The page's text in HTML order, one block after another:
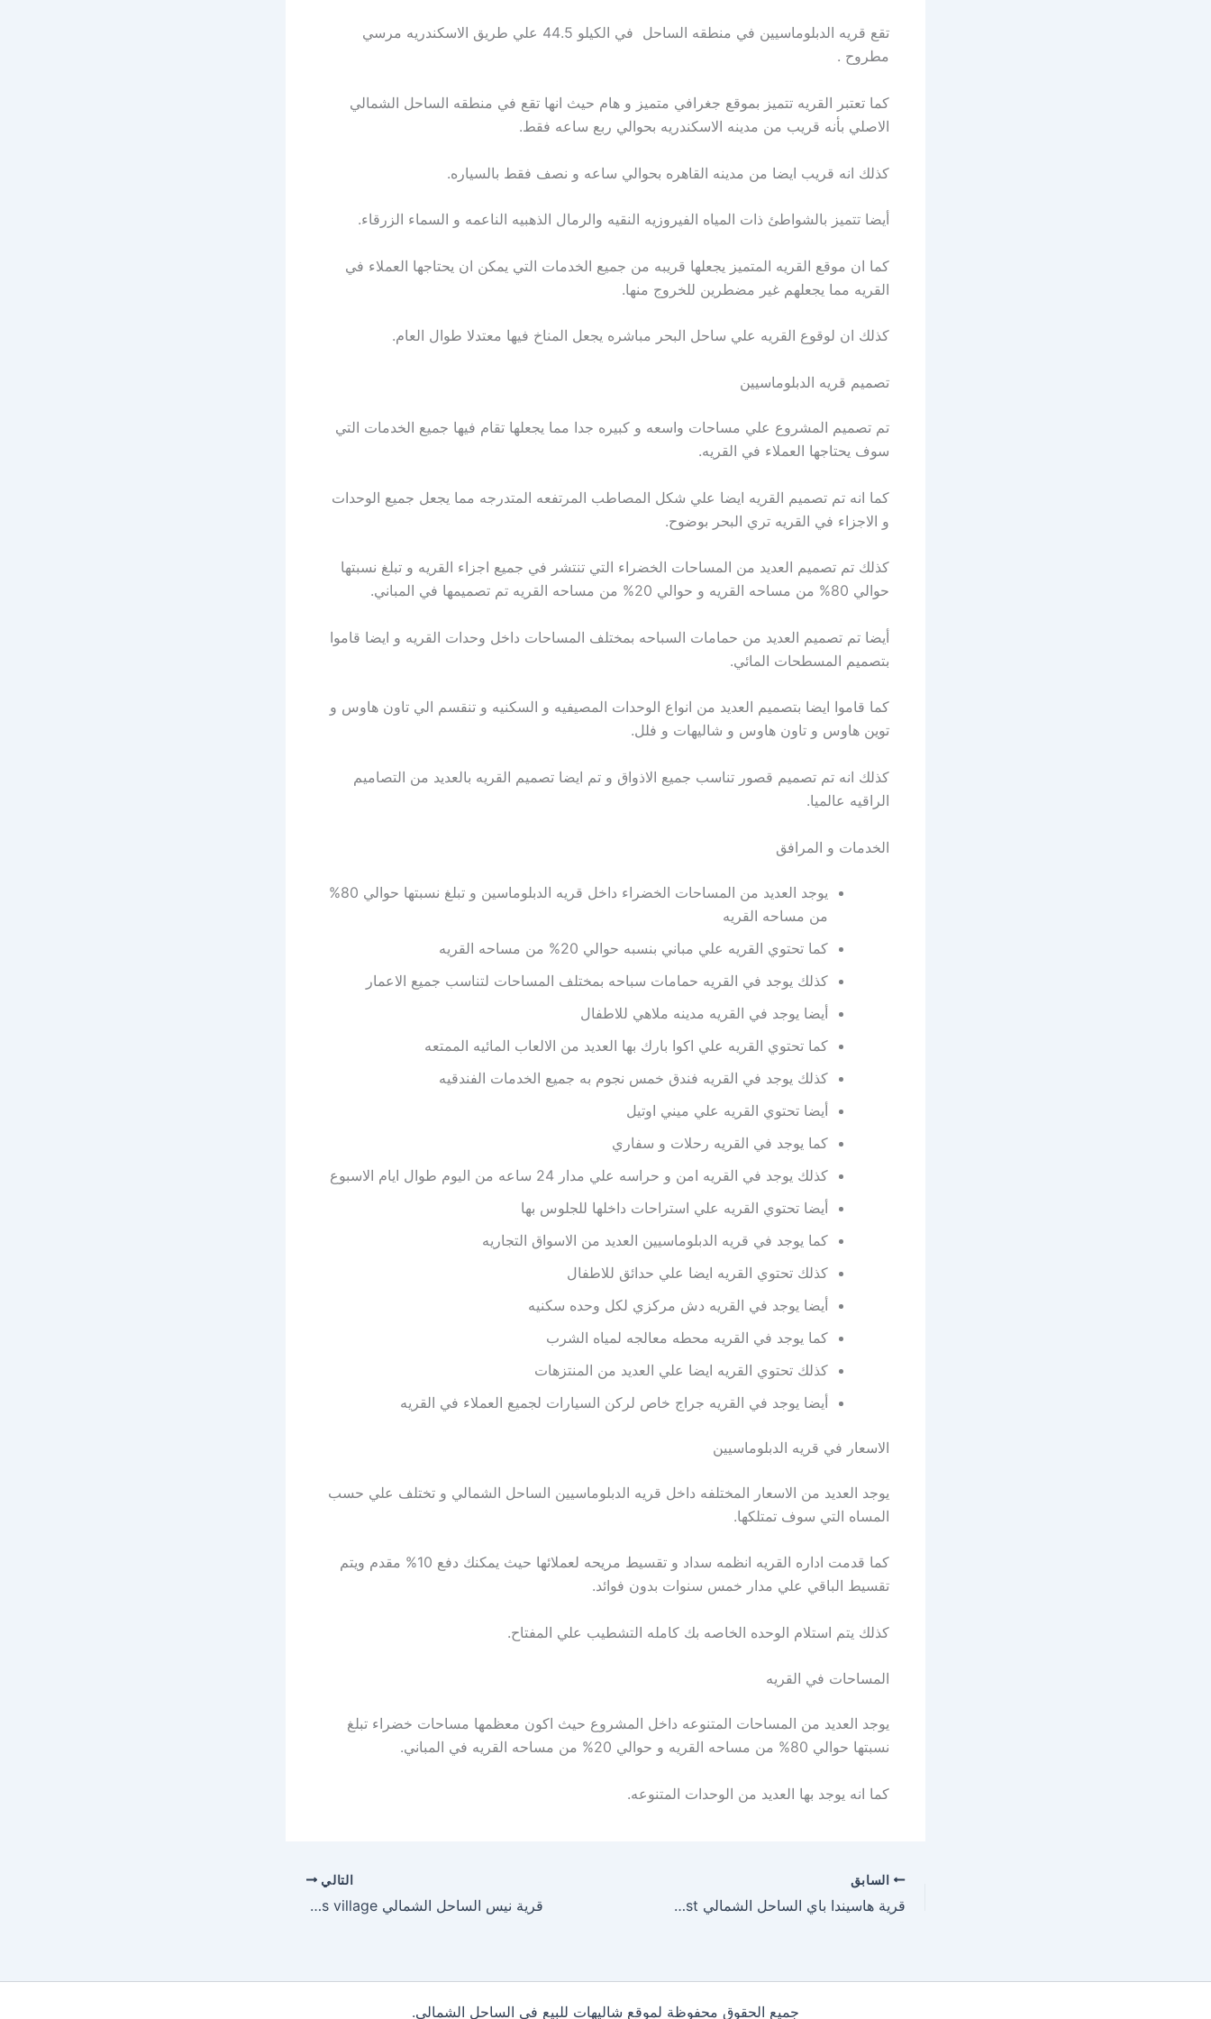
تقع قريه الدبلوماسيين في منطقه الساحل في الكيلو 44.5 علي طريق الاسكندريه مرسي
مطروح .
كما تعتبر القريه تتميز بموقع جغرافي متميز و هام حيث انها تقع في منطقه الساحل الشمالي
الاصلي بأنه قريب من مدينه الاسكندريه بحوالي ربع ساعه فقط.
كذلك انه قريب ايضا من مدينه القاهره بحوالي ساعه و نصف فقط بالسياره.
أيضا تتميز بالشواطئ ذات المياه الفيروزيه النقيه والرمال الذهبيه الناعمه و السماء الزرقاء.
كما ان موقع القريه المتميز يجعلها قريبه من جميع الخدمات التي يمكن ان يحتاجها العملاء في
القريه مما يجعلهم غير مضطرين للخروج منها.
كذلك ان لوقوع القريه علي ساحل البحر مباشره يجعل المناخ فيها معتدلا طوال العام.
تصميم قريه الدبلوماسيين
تم تصميم المشروع علي مساحات واسعه و كبيره جدا مما يجعلها تقام فيها جميع الخدمات التي
سوف يحتاجها العملاء في القريه.
كما انه تم تصميم القريه ايضا علي شكل المصاطب المرتفعه المتدرجه مما يجعل جميع الوحدات
و الاجزاء في القريه تري البحر بوضوح.
كذلك تم تصميم العديد من المساحات الخضراء التي تنتشر في جميع اجزاء القريه و تبلغ نسبتها
حوالي 80% من مساحه القريه و حوالي 20% من مساحه القريه تم تصميمها في المباني.
أيضا تم تصميم العديد من حمامات السباحه بمختلف المساحات داخل وحدات القريه و ايضا قاموا
بتصميم المسطحات المائي.
كما قاموا ايضا بتصميم العديد من انواع الوحدات المصيفيه و السكنيه و تنقسم الي تاون هاوس و
توين هاوس و تاون هاوس و شاليهات و فلل.
كذلك انه تم تصميم قصور تناسب جميع الاذواق و تم ايضا تصميم القريه بالعديد من التصاميم
الراقيه عالميا.
الخدمات و المرافق
يوجد العديد من المساحات الخضراء داخل قريه الدبلوماسين و تبلغ نسبتها حوالي 80%
من مساحه القريه
كما تحتوي القريه علي مباني بنسبه حوالي 20% من مساحه القريه
كذلك يوجد في القريه حمامات سباحه بمختلف المساحات لتناسب جميع الاعمار
أيضا يوجد في القريه مدينه ملاهي للاطفال
كما تحتوي القريه علي اكوا بارك بها العديد من الالعاب المائيه الممتعه
كذلك يوجد في القريه فندق خمس نجوم به جميع الخدمات الفندقيه
أيضا تحتوي القريه علي ميني اوتيل
كما يوجد في القريه رحلات و سفاري
كذلك يوجد في القريه امن و حراسه علي مدار 24 ساعه من اليوم طوال ايام الاسبوع
أيضا تحتوي القريه علي استراحات داخلها للجلوس بها
كما يوجد في قريه الدبلوماسيين العديد من الاسواق التجاريه
كذلك تحتوي القريه ايضا علي حدائق للاطفال
أيضا يوجد في القريه دش مركزي لكل وحده سكنيه
كما يوجد في القريه محطه معالجه لمياه الشرب
كذلك تحتوي القريه ايضا علي العديد من المنتزهات
أيضا يوجد في القريه جراج خاص لركن السيارات لجميع العملاء في القريه
الاسعار في قريه الدبلوماسيين
يوجد العديد من الاسعار المختلفه داخل قريه الدبلوماسيين الساحل الشمالي و تختلف علي حسب
المساه التي سوف تمتلكها.
كما قدمت اداره القريه انظمه سداد و تقسيط مريحه لعملائها حيث يمكنك دفع 10% مقدم ويتم
تقسيط الباقي علي مدار خمس سنوات بدون فوائد.
كذلك يتم استلام الوحده الخاصه بك كامله التشطيب علي المفتاح.
المساحات في القريه
يوجد العديد من المساحات المتنوعه داخل المشروع حيث اكون معظمها مساحات خضراء تبلغ
نسبتها حوالي 80% من مساحه القريه و حوالي 20% من مساحه القريه في المباني.
كما انه يوجد بها العديد من الوحدات المتنوعه.
السابق
قرية هاسيندا باي الساحل الشمالي Hacienda Bay North Coast
التالي
قرية نيس الساحل الشمالي Nes village
جميع الحقوق محفوظة لموقع شاليهات للبيع في الساحل الشمالي.